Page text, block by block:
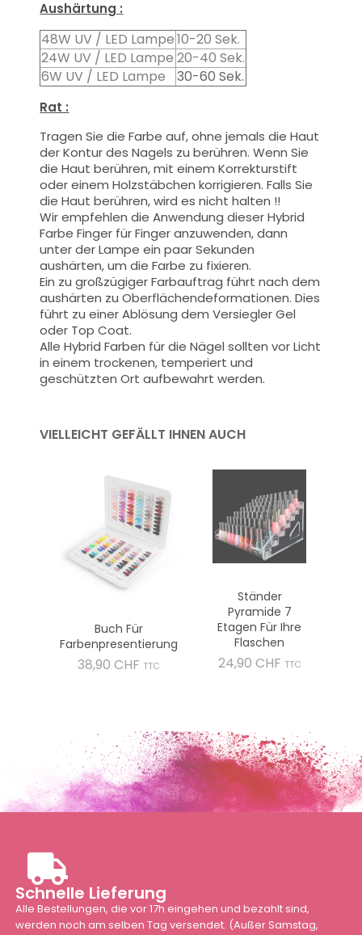
Aushärtung :
48W UV / LED Lampe10-20 Sek.
24W UV / LED Lampe 20-40 Sek.
6W UV / LED Lampe
30-60 Sek.
Rat :
Tragen Sie die Farbe auf, ohne jemals die Haut
der Kontur des Nagels zu berühren. Wenn Sie
die Haut berühren, mit einem Korrekturstift
oder einem Holzstäbchen korrigieren. Falls Sie
die Haut berühren, wird es nicht halten !!
Wir empfehlen die Anwendung dieser Hybrid
Farbe Finger für Finger anzuwenden, dann
unter der Lampe ein paar Sekunden
aushärten, um die Farbe zu fixieren.
Ein zu großzügiger Farbauftrag führt nach dem
aushärten zu Oberflächendeformationen. Dies
führt zu einer Ablösung dem Versiegler Gel
oder Top Coat.
Alle Hybrid Farben für die Nägel sollten vor Licht
in einem trockenen, temperiert und
geschützten Ort aufbewahrt werden.
VIELLEICHT GEFÄLLT IHNEN AUCH
Buch Für
Farbenpresentierung
38,90 CHF Preis
TTC
Ständer
Pyramide 7
Etagen Für Ihre
Flaschen
24,90 CHF Preis
TTC
Schnelle Lieferung
Alle Bestellungen, die vor 17h eingehen und bezahlt sind,
werden noch am selben Tag versendet. (Außer Samstag,